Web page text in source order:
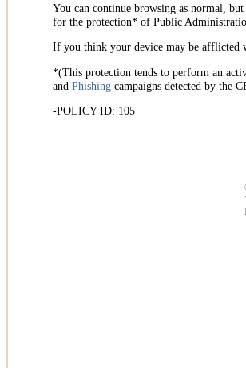
You can continue browsing as normal,
for the protection* of Public
If you think your device may be afflicted
*(This protection tends to perform an
and Phishing campaigns detected by the
-POLICY ID: 105